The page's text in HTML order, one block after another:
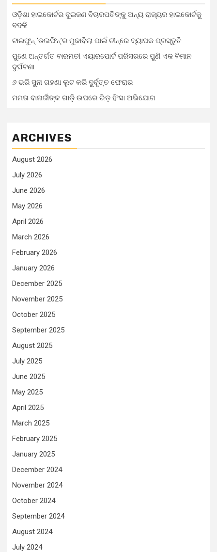
ଓଡ଼ିଶା ହାଇକୋର୍ଟର ଦୁଇଜଣ ବିଚାରପତିଙ୍କୁ ଅନ୍ୟ ରାଜ୍ୟର ହାଇକୋର୍ଟକୁ
ବଦଳି
ଟାଇଫୁନ୍ ‘ଡଲଫିନ୍’ର ମୁକାବିଲା ପାଇଁ ଚୀନ୍‌ରେ ବ୍ୟାପକ ପ୍ରସ୍ତୁତି
ପୁଣେ ଅନ୍ତର୍ଗତ ବାରମତୀ ଏୟାରପୋର୍ଟ ପରିସରରେ ପୁଣି ଏକ ବିମାନ
ଦୁର୍ଘଟଣା
୬ ଭରି ସୁନା ଗହଣା ଲୁଟ କରି ଦୁର୍ବୃତ୍ତ ଫେରାର
ମମତା ବାନାର୍ଜୀଙ୍କ ଗାଡ଼ି ଉପରେ ଭିଡ଼ ହିଂସା ଅଭିଯୋଗ
ARCHIVES
August 2026
July 2026
June 2026
May 2026
April 2026
March 2026
February 2026
January 2026
December 2025
November 2025
October 2025
September 2025
August 2025
July 2025
June 2025
May 2025
April 2025
March 2025
February 2025
January 2025
December 2024
November 2024
October 2024
September 2024
August 2024
July 2024